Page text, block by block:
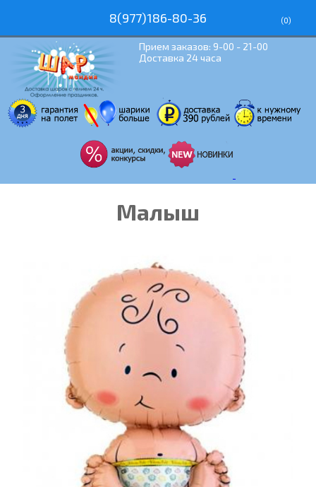
8(977)186-80-36 (0)
Прием заказов: 9-00 - 21-00
Доставка 24 часа
Малыш